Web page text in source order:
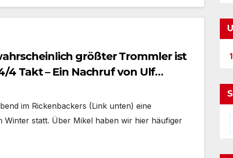
größter Trommler ist
4 Takt – Ein Nachruf von Ulf
im Rickenbackers (Link unten) eine
statt. Über Mikel haben wir hier häufiger